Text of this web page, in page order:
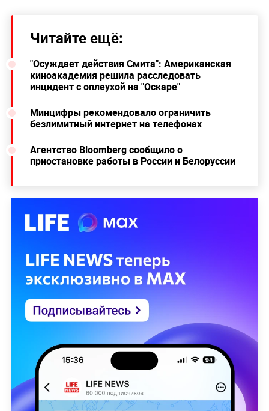
Читайте ещё:
"Осуждает действия Смита": Американская
киноакадемия решила расследовать
инцидент с оплеухой на "Оскаре"
Минцифры рекомендовало ограничить
безлимитный интернет на телефонах
Агентство Bloomberg сообщило о
приостановке работы в России и Белоруссии